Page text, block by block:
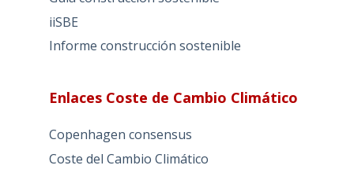
iiSBE
Informe construcción sostenible
Enlaces Coste de Cambio Climático
Copenhagen consensus
Coste del Cambio Climático